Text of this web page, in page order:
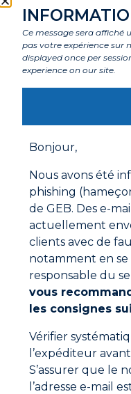
G90
G94
Ne
Nouveaux
spéciales
Ce message sera affiché
pas votre expérience sur
displayed once per
experience on our site.
Bonjour,
Nous avons été
phishing
de GEB. Des e-
actuellement
clients avec de
notamment en se
responsable du
vous
les consignes
Vérifier
l’expéditeur
S’assurer que le
l’adresse e-mail